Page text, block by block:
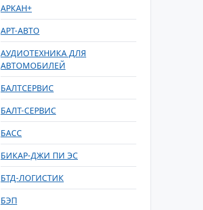
АРКАН+
АРТ-АВТО
АУДИОТЕХНИКА ДЛЯ
АВТОМОБИЛЕЙ
БАЛТСЕРВИС
БАЛТ-СЕРВИС
БАСС
БИКАР-ДЖИ ПИ ЭС
БТД-ЛОГИСТИК
БЭП